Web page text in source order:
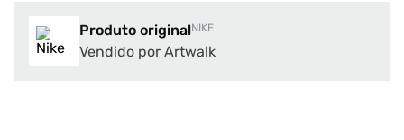
Produto originalNIKE
Vendido por Artwalk